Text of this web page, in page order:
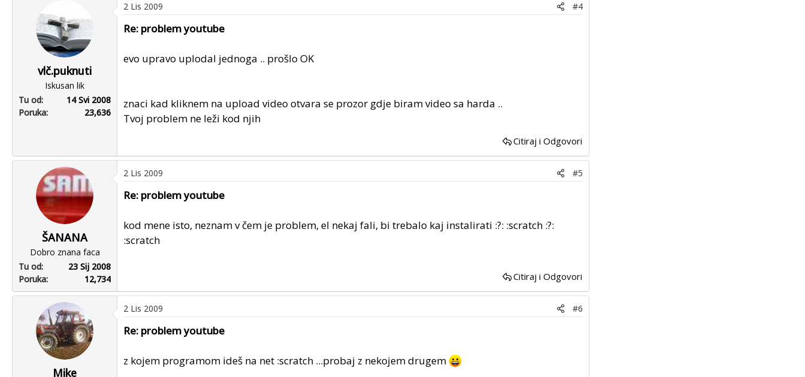
vlč.puknuti
Iskusan lik
Tu od
14 Svi 2008
Poruka
23,636
2 Lis 2009 #4
Re: problem youtube
evo upravo uplodal jednoga .. prošlo OK
znaci kad kliknem na upload video otvara se prozor gdje biram video sa harda ..
Tvoj problem ne leži kod njih
Citiraj i Odgovori
ŠANANA
Dobro znana faca
Tu od
23 Sij 2008
Poruka
12,734
2 Lis 2009 #5
Re: problem youtube
kod mene isto, neznam v čem je problem, el nekaj fali, bi trebalo kaj instalirati :?: :scratch :?:
:scratch
Citiraj i Odgovori
Mike
2 Lis 2009 #6
Re: problem youtube
z kojem programom ideš na net :scratch ...probaj z nekojem drugem